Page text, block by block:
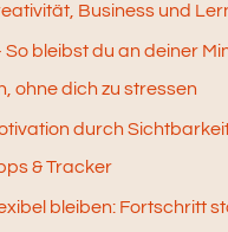
Business und
So bleibst du an deiner
ohne dich zu stressen
durch
& Tracker
bleiben: Fortschritt